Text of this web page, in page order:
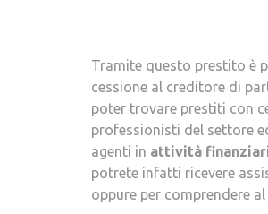
Tramite questo prestito è
cessione al creditore di
poter trovare prestiti con
professionisti del settore
agenti in attività
potrete infatti ricevere
oppure per comprendere